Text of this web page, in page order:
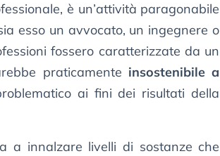
è un’attività paragonabile
esso un avvocato, un ingegnere o
fossero caratterizzate da un
praticamente insostenibile a
ai fini dei risultati della
a innalzare livelli di sostanze che